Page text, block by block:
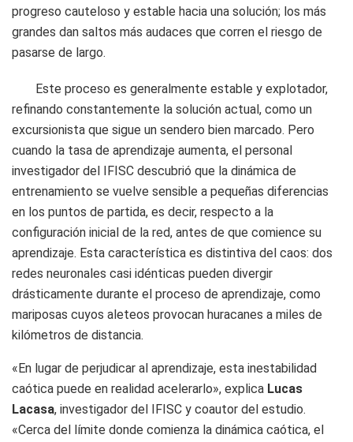
progreso cauteloso y estable hacia una solución; los más
grandes dan saltos más audaces que corren el riesgo de
pasarse de largo.
Este proceso es generalmente estable y explotador,
refinando constantemente la solución actual, como un
excursionista que sigue un sendero bien marcado. Pero
cuando la tasa de aprendizaje aumenta, el personal
investigador del IFISC descubrió que la dinámica de
entrenamiento se vuelve sensible a pequeñas diferencias
en los puntos de partida, es decir, respecto a la
configuración inicial de la red, antes de que comience su
aprendizaje. Esta característica es distintiva del caos: dos
redes neuronales casi idénticas pueden divergir
drásticamente durante el proceso de aprendizaje, como
mariposas cuyos aleteos provocan huracanes a miles de
kilómetros de distancia.
«En lugar de perjudicar al aprendizaje, esta inestabilidad
caótica puede en realidad acelerarlo», explica Lucas
Lacasa, investigador del IFISC y coautor del estudio.
«Cerca del límite donde comienza la dinámica caótica, el